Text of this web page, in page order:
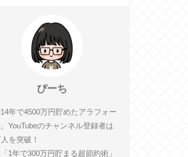
ぴーち
年で4500万円貯めたアラフォー
YouTubeのチャンネル登録者は
を突破！
1年で300万円貯まる超節約術」